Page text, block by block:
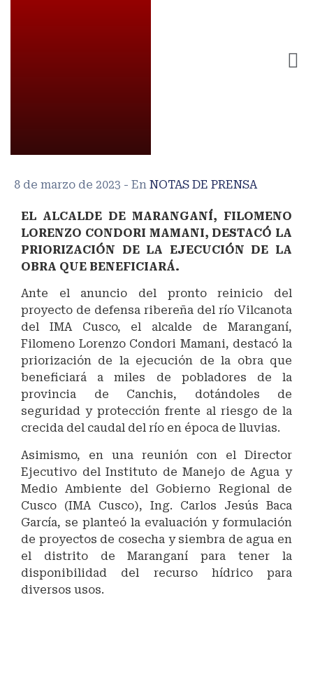
8 de marzo de 2023 - En NOTAS DE PRENSA
EL ALCALDE DE MARANGANÍ, FILOMENO
LORENZO CONDORI MAMANI, DESTACÓ LA
PRIORIZACIÓN DE LA EJECUCIÓN DE LA
OBRA QUE BENEFICIARÁ.
Ante el anuncio del pronto reinicio del
proyecto de defensa ribereña del río Vilcanota
del IMA Cusco, el alcalde de Maranganí,
Filomeno Lorenzo Condori Mamani, destacó la
priorización de la ejecución de la obra que
beneficiará a miles de pobladores de la
provincia de Canchis, dotándoles de
seguridad y protección frente al riesgo de la
crecida del caudal del río en época de lluvias.
Asimismo, en una reunión con el Director
Ejecutivo del Instituto de Manejo de Agua y
Medio Ambiente del Gobierno Regional de
Cusco (IMA Cusco), Ing. Carlos Jesús Baca
García, se planteó la evaluación y formulación
de proyectos de cosecha y siembra de agua en
el distrito de Maranganí para tener la
disponibilidad del recurso hídrico para
diversos usos.